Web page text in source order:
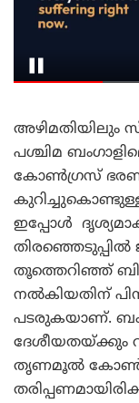
അഴിമതിയിലും
പശ്ചിമ
കോൺഗ്രസ്
ഇപ്പോൾ
തൂത്തെറിഞ്ഞ്
നൽകിയതിന്
പടരുകയാണ്.
ദേശീയതയ്ക്കും
തൃണമൂൽ